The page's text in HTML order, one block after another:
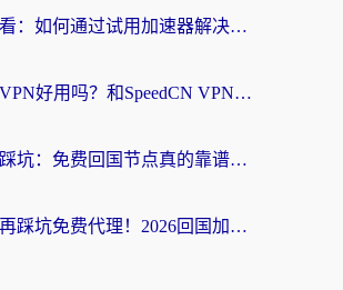
海外党必看：如何通过试用加速器解决国内APP地区限制？附2026最新对比测评
雷神手游VPN好用吗？和SpeedCN VPN对比哪个回国效果更好？海外党亲测3款加速器+避坑指南
海外党别踩坑：免费回国节点真的靠谱吗？教你选对加速器无缝访问国内资源
海外党别再踩坑免费代理！2026回国加速器全攻略：从选线到避坑，无缝访问国内资源